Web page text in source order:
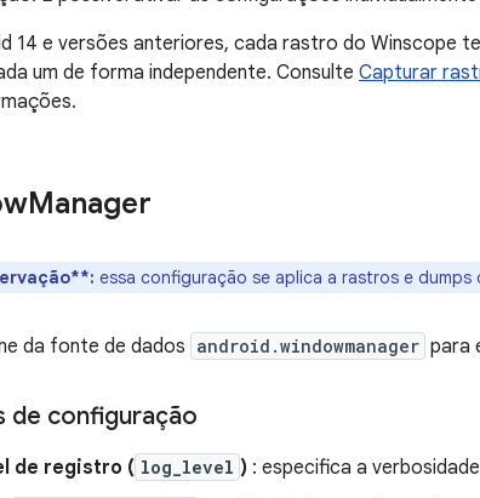
14 e versões anteriores, cada rastro do Winscope
um de forma independente. Consulte Capturar
Manager
essa configuração se aplica a rastros e dumps
da fonte de dados android.windowmanager para
de configuração
de registro ( log_level ) : especifica a